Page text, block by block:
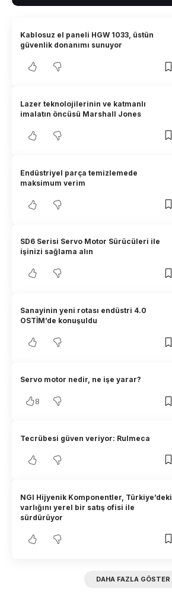
Kablosuz el paneli HGW 1033, üstün
güvenlik donanımı sunuyor
Lazer teknolojilerinin ve katmanlı
imalatın öncüsü Marshall Jones
Endüstriyel parça temizlemede
maksimum verim
SD6 Serisi Servo Motor Sürücüleri ile
işinizi sağlama alın
Sanayinin yeni rotası endüstri 4.0
OSTİM’de konuşuldu
Servo motor nedir, ne işe yarar?
8
Tecrübesi güven veriyor: Rulmeca
NGI Hijyenik Komponentler, Türkiye’deki
varlığını yerel bir satış ofisi ile
sürdürüyor
DAHA FAZLA GÖSTER